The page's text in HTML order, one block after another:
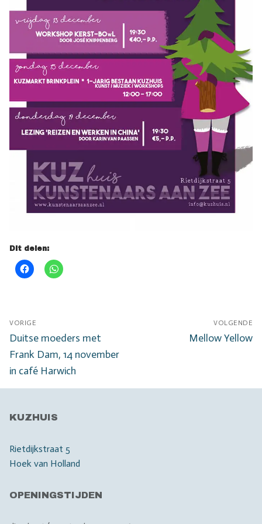
Dit delen:
Bericht
navigatie
VORIGE
Vorig
bericht:
Duitse moeders met
Frank Dam, 14 november
in café Harwich
VOLGENDE
Volgend
Mellow Yellow
KUZHUIS
Rietdijkstraat 5
Hoek van Holland
OPENINGSTIJDEN